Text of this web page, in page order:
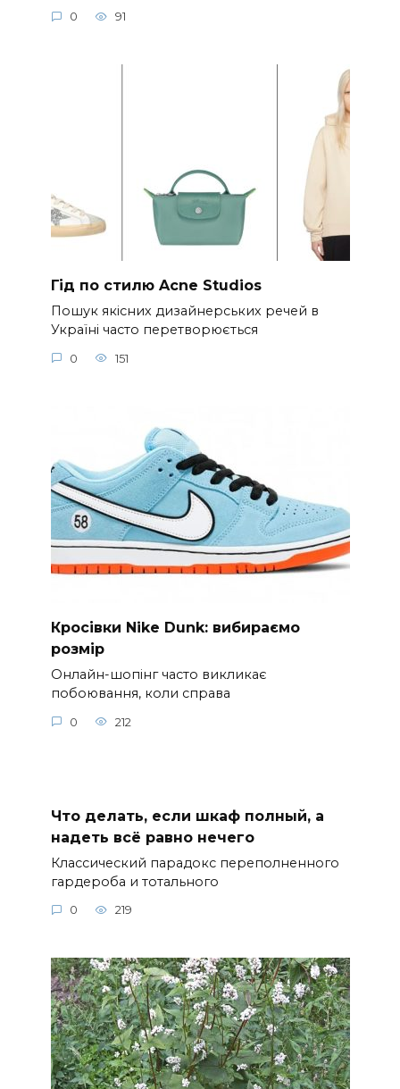
0 91
Гід по стилю Acne Studios
Пошук якісних дизайнерських речей в
Україні часто перетворюється
0 151
Кросівки Nike Dunk: вибираємо
розмір
Онлайн-шопінг часто викликає
побоювання, коли справа
0 212
Что делать, если шкаф полный, а
надеть всё равно нечего
Классический парадокс переполненного
гардероба и тотального
0 219